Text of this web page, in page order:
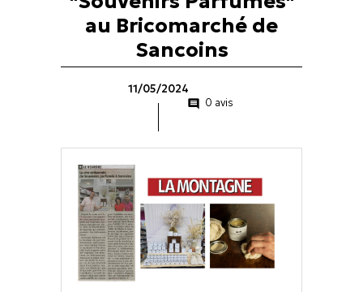
au Bricomarché de
Sancoins
11/05/2024
comment 0 avis